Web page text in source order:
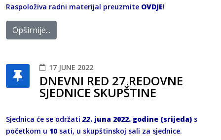
Raspoloživa radni materijal preuzmite OVDJE!
Opširnije...
17 JUNE 2022
DNEVNI RED 27.REDOVNE
SJEDNICE SKUPŠTINE
Sjednica će se održati22. juna 2022. godine (srijeda) s
početkom u 10 sati, u skupštinskoj sali za sjednice.